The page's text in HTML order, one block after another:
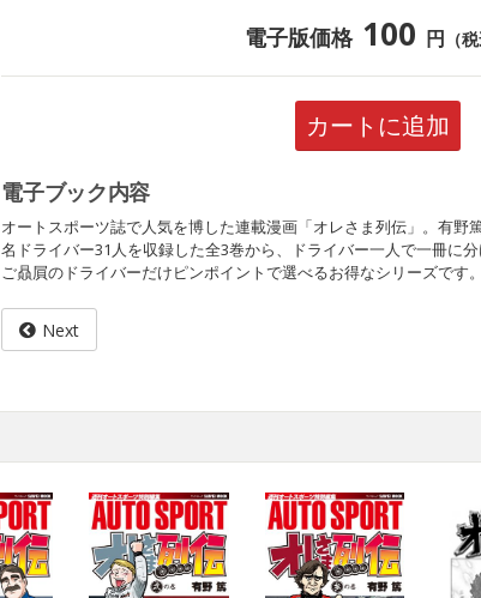
電子版価格 100 円 （
カートに追加
電子ブック内容
オートスポーツ誌で人気を博した連載漫画「オレさま列伝」。有野
名ドライバー31人を収録した全3巻から、ドライバー一人で一冊に
ご贔屓のドライバーだけピンポイントで選べるお得なシリーズです。
Next